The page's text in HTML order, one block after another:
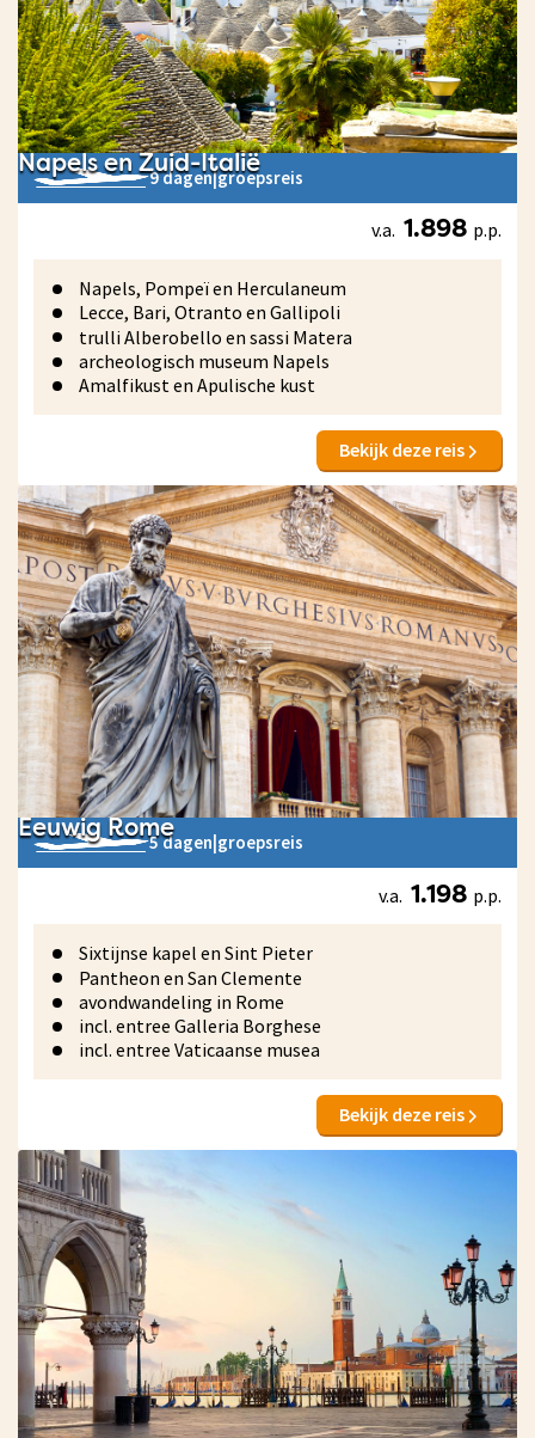
Napels en Zuid-Italië
9 dagen|groepsreis
v.a. 1.898 p.p.
Napels, Pompeï en Herculaneum
Lecce, Bari, Otranto en Gallipoli
trulli Alberobello en sassi Matera
archeologisch museum Napels
Amalfikust en Apulische kust
Bekijk deze reis
Eeuwig Rome
5 dagen|groepsreis
v.a. 1.198 p.p.
Sixtijnse kapel en Sint Pieter
Pantheon en San Clemente
avondwandeling in Rome
incl. entree Galleria Borghese
incl. entree Vaticaanse musea
Bekijk deze reis